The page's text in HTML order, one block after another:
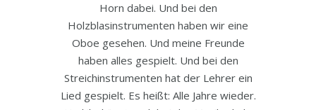
Horn dabei. Und bei den
Holzblasinstrumenten haben wir eine
Oboe gesehen. Und meine Freunde
haben alles gespielt. Und bei den
Streichinstrumenten hat der Lehrer ein
Lied gespielt. Es heißt: Alle Jahre wieder.